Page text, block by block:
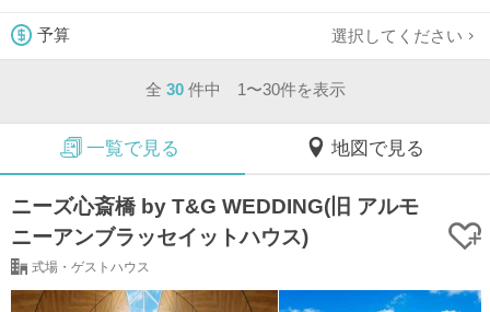
予算 選択してください
全 30 件中 1〜30件を表示
一覧で見る 地図で見る
ニーズ心斎橋 by T&G WEDDING(旧 アルモ
ニーアンブラッセイットハウス)
式場・ゲストハウス